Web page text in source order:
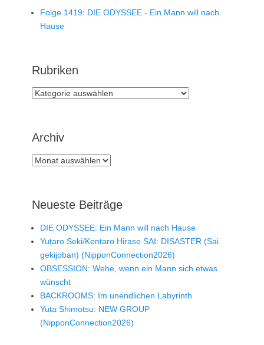
Folge 1419: DIE ODYSSEE - Ein Mann will nach
Hause
Rubriken
Rubriken
Archiv
Archiv
Neueste Beiträge
DIE ODYSSEE: Ein Mann will nach Hause
Yutaro Seki/Kentaro Hirase SAI: DISASTER (Sai
gekijoban) (NipponConnection2026)
OBSESSION: Wehe, wenn ein Mann sich etwas
wünscht
BACKROOMS: Im unendlichen Labyrinth
Yuta Shimotsu: NEW GROUP
(NipponConnection2026)